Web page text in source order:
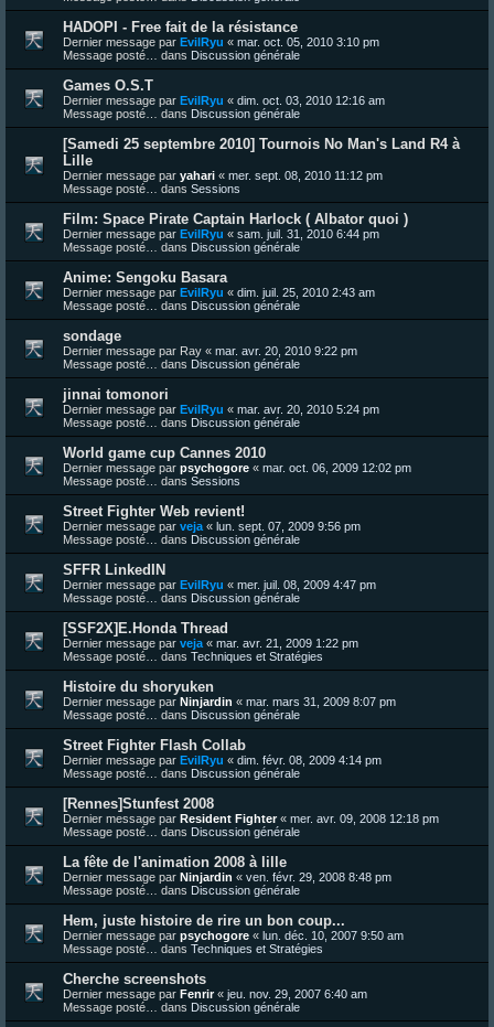
HADOPI - Free fait de la résistance
Dernier message par EvilRyu « mar. oct. 05, 2010 3:10 pm
Message posté… dans Discussion générale
Games O.S.T
Dernier message par EvilRyu « dim. oct. 03, 2010 12:16 am
Message posté… dans Discussion générale
[Samedi 25 septembre 2010] Tournois No Man's Land R4 à
Lille
Dernier message par yahari « mer. sept. 08, 2010 11:12 pm
Message posté… dans Sessions
Film: Space Pirate Captain Harlock ( Albator quoi )
Dernier message par EvilRyu « sam. juil. 31, 2010 6:44 pm
Message posté… dans Discussion générale
Anime: Sengoku Basara
Dernier message par EvilRyu « dim. juil. 25, 2010 2:43 am
Message posté… dans Discussion générale
sondage
Dernier message par Ray « mar. avr. 20, 2010 9:22 pm
Message posté… dans Discussion générale
jinnai tomonori
Dernier message par EvilRyu « mar. avr. 20, 2010 5:24 pm
Message posté… dans Discussion générale
World game cup Cannes 2010
Dernier message par psychogore « mar. oct. 06, 2009 12:02 pm
Message posté… dans Sessions
Street Fighter Web revient!
Dernier message par veja « lun. sept. 07, 2009 9:56 pm
Message posté… dans Discussion générale
SFFR LinkedIN
Dernier message par EvilRyu « mer. juil. 08, 2009 4:47 pm
Message posté… dans Discussion générale
[SSF2X]E.Honda Thread
Dernier message par veja « mar. avr. 21, 2009 1:22 pm
Message posté… dans Techniques et Stratégies
Histoire du shoryuken
Dernier message par Ninjardin « mar. mars 31, 2009 8:07 pm
Message posté… dans Discussion générale
Street Fighter Flash Collab
Dernier message par EvilRyu « dim. févr. 08, 2009 4:14 pm
Message posté… dans Discussion générale
[Rennes]Stunfest 2008
Dernier message par Resident Fighter« mer. avr. 09, 2008 12:18 pm
Message posté… dans Discussion générale
La fête de l'animation 2008 à lille
Dernier message par Ninjardin « ven. févr. 29, 2008 8:48 pm
Message posté… dans Discussion générale
Hem, juste histoire de rire un bon coup...
Dernier message par psychogore « lun. déc. 10, 2007 9:50 am
Message posté… dans Techniques et Stratégies
Cherche screenshots
Dernier message par Fenrir« jeu. nov. 29, 2007 6:40 am
Message posté… dans Discussion générale